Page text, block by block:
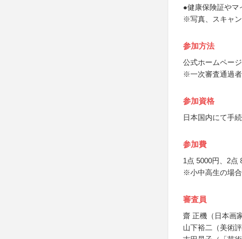
●健康保険証やマ
※写真、スキャ
参加方法
公式ホームペー
※一次審査通過
参加資格
日本国内にて手
参加費
1点 5000円、2点
※小中高生の場
審査員
齋 正機（日本画家
山下裕二（美術